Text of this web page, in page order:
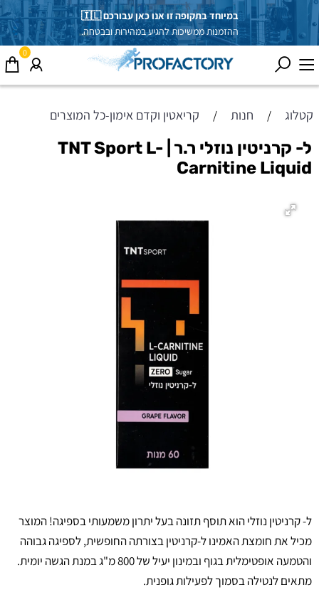
במיוחד בתקופה זו אנו כאן עבורכם 🇮🇱
ההזמנות ממשיכות להגיע במהירות ובבטחה.
0
קטלוג / חנות / קריאטין וקדם אימון-כל המוצרים
ל- קרניטין נוזלי ר.ר | TNT Sport L-
Carnitine Liquid
ל- קרניטין נוזלי הוא תוסף תזונה בעל יתרון משמעותי בספיגה! המוצר
מכיל את חומצת האמינו ל-קרניטין בצורתה החופשית, לספיגה גבוהה
והטמעה אופטימלית בגוף ובמינון יעיל של 800 מ"ג במנת הגשה יומית.
מתאים לנטילה בסמוך לפעילות גופנית.